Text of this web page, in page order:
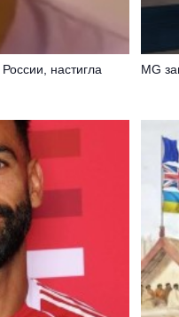
настигла
MG